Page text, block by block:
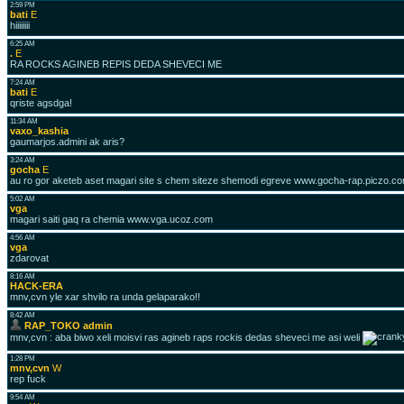
2:59 PM
bati E
hiiiiiiii
6:25 AM
. E
RA ROCKS AGINEB REPIS DEDA SHEVECI ME
7:24 AM
bati E
qriste agsdga!
11:34 AM
vaxo_kashia
gaumarjos.admini ak aris?
3:24 AM
gocha E
au ro gor aketeb aset magari site s chem siteze shemodi egreve www.gocha-
5:02 AM
vga
magari saiti gaq ra chemia www.vga.ucoz.com
4:56 AM
vga
zdarovat
8:16 AM
HACK-ERA
mnv,cvn yle xar shvilo ra unda gelaparako!!
8:42 AM
RAP_TOKO admin
mnv,cvn : aba biwo xeli moisvi ras agineb raps rockis dedas sheveci me asi weli
1:28 PM
mnv,cvn W
rep fuck
9:54 AM